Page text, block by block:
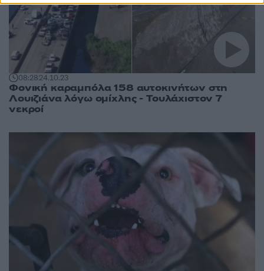
08:2824.10.23
Φονική καραμπόλα 158 αυτοκινήτων στη
Λουιζιάνα λόγω ομίχλης - Τουλάχιστον 7
νεκροί